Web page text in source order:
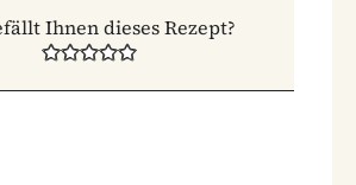
Ihnen dieses Rezept?